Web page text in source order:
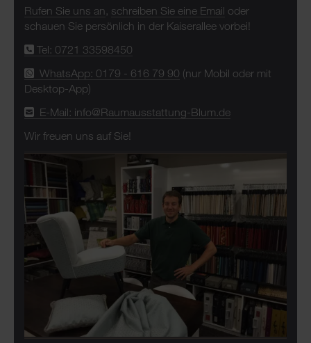
Rufen Sie uns an, schreiben Sie eine Email oder
schauen Sie persönlich in der Kaiserallee vorbei!
Tel: 0721 33598450
WhatsApp: 0179 - 616 79 90 (nur Mobil oder mit
Desktop-App)
E-Mail: info@Raumausstattung-Blum.de
Wir freuen uns auf Sie!